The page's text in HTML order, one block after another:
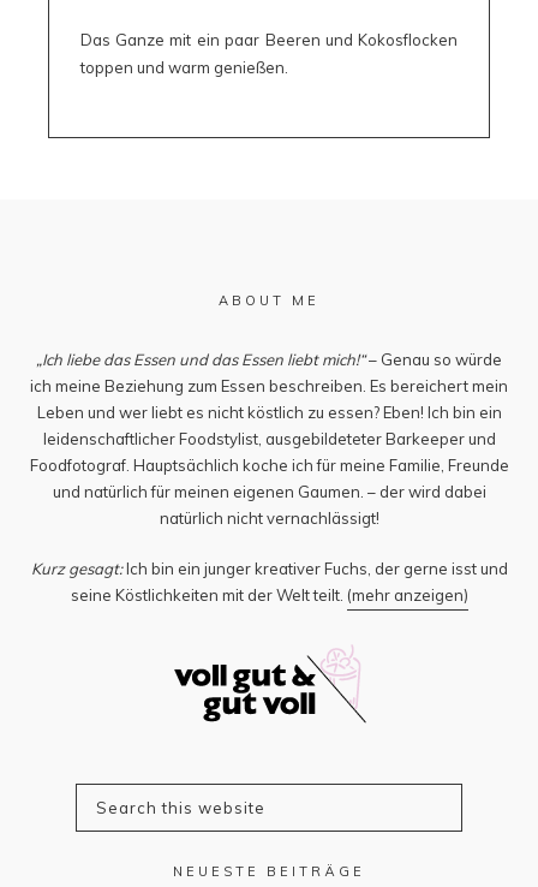
Das Ganze mit ein paar Beeren und Kokosflocken
toppen und warm genießen.
ABOUT ME
„Ich liebe das Essen und das Essen liebt mich!“– Genau so würde
ich meine Beziehung zum Essen beschreiben. Es bereichert mein
Leben und wer liebt es nicht köstlich zu essen? Eben! Ich bin ein
leidenschaftlicher Foodstylist, ausgebildeteter Barkeeper und
Foodfotograf. Hauptsächlich koche ich für meine Familie, Freunde
und natürlich für meinen eigenen Gaumen. – der wird dabei
natürlich nicht vernachlässigt!
Kurz gesagt:Ich bin ein junger kreativer Fuchs, der gerne isst und
seine Köstlichkeiten mit der Welt teilt. (mehr anzeigen)
NEUESTE BEITRÄGE